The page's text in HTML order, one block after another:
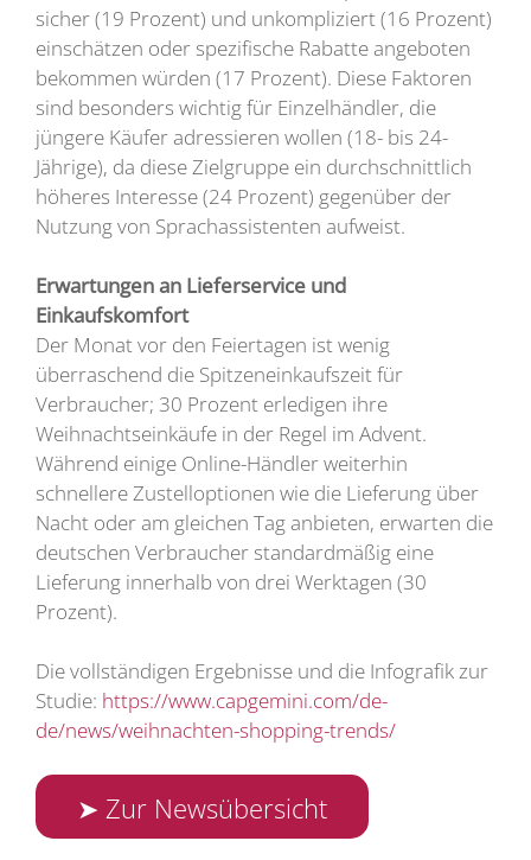
sicher (19 Prozent) und unkompliziert (16 Prozent)
einschätzen oder spezifische Rabatte angeboten
bekommen würden (17 Prozent). Diese Faktoren
sind besonders wichtig für Einzelhändler, die
jüngere Käufer adressieren wollen (18- bis 24-
Jährige), da diese Zielgruppe ein durchschnittlich
höheres Interesse (24 Prozent) gegenüber der
Nutzung von Sprachassistenten aufweist.
Erwartungen an Lieferservice und
Einkaufskomfort
Der Monat vor den Feiertagen ist wenig
überraschend die Spitzeneinkaufszeit für
Verbraucher; 30 Prozent erledigen ihre
Weihnachtseinkäufe in der Regel im Advent.
Während einige Online-Händler weiterhin
schnellere Zustelloptionen wie die Lieferung über
Nacht oder am gleichen Tag anbieten, erwarten die
deutschen Verbraucher standardmäßig eine
Lieferung innerhalb von drei Werktagen (30
Prozent).
Die vollständigen Ergebnisse und die Infografik zur
Studie: https://www.capgemini.com/de-
de/news/weihnachten-shopping-trends/
➤ Zur Newsübersicht